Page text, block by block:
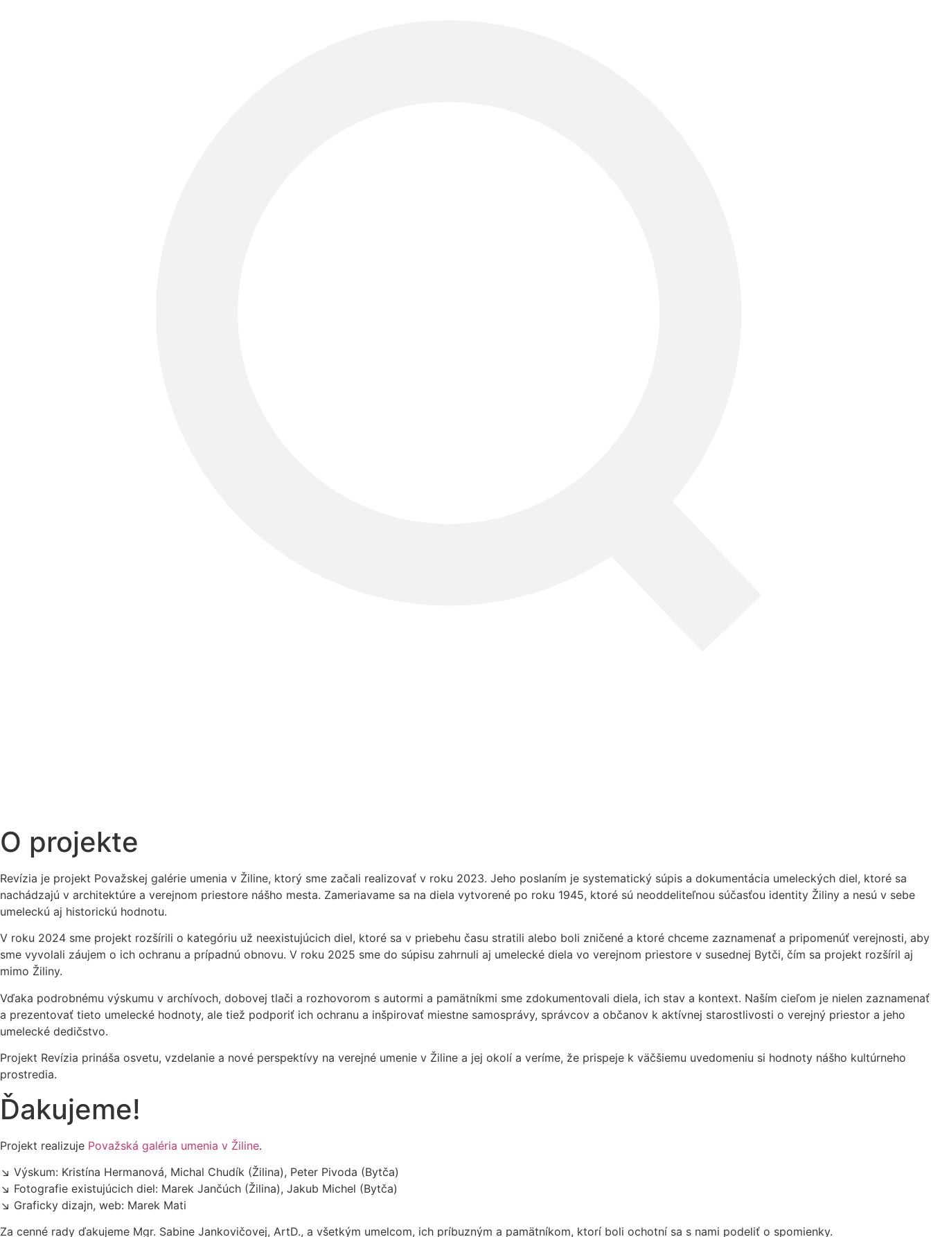
O projekte
Revízia je projekt Považskej galérie umenia v Žiline, ktorý sme začali realizovať v roku 2023. Jeho poslaním je systematický súpis a dokumentácia umeleckých diel, ktoré sa
nachádzajú v architektúre a verejnom priestore nášho mesta. Zameriavame sa na diela vytvorené po roku 1945, ktoré sú neoddeliteľnou súčasťou identity Žiliny a nesú v sebe
umeleckú aj historickú hodnotu.
V roku 2024 sme projekt rozšírili o kategóriu už neexistujúcich diel, ktoré sa v priebehu času stratili alebo boli zničené a ktoré chceme zaznamenať a pripomenúť verejnosti, aby
sme vyvolali záujem o ich ochranu a prípadnú obnovu. V roku 2025 sme do súpisu zahrnuli aj umelecké diela vo verejnom priestore v susednej Bytči, čím sa projekt rozšíril aj
mimo Žiliny.
Vďaka podrobnému výskumu v archívoch, dobovej tlači a rozhovorom s autormi a pamätníkmi sme zdokumentovali diela, ich stav a kontext. Naším cieľom je nielen zaznamenať
a prezentovať tieto umelecké hodnoty, ale tiež podporiť ich ochranu a inšpirovať miestne samosprávy, správcov a občanov k aktívnej starostlivosti o verejný priestor a jeho
umelecké dedičstvo.
Projekt Revízia prináša osvetu, vzdelanie a nové perspektívy na verejné umenie v Žiline a jej okolí a veríme, že prispeje k väčšiemu uvedomeniu si hodnoty nášho kultúrneho
prostredia.
Ďakujeme!
Projekt realizuje Považská galéria umenia v Žiline.
↘ Výskum: Kristína Hermanová, Michal Chudík (Žilina), Peter Pivoda (Bytča)
↘ Fotografie existujúcich diel: Marek Jančúch (Žilina), Jakub Michel (Bytča)
↘ Graficky dizajn, web: Marek Mati
Za cenné rady ďakujeme Mgr. Sabine Jankovičovej, ArtD., a všetkým umelcom, ich príbuzným a pamätníkom, ktorí boli ochotní sa s nami podeliť o spomienky.